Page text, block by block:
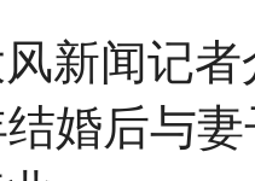
新闻记
婚后与